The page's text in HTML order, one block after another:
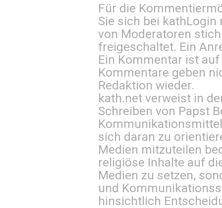
Für die
Sie sich bei kathLogin
von Moderatoren
freigeschaltet. Ein
Ein Kommentar ist
Kommentare geben
Redaktion wieder.
kath.net verweist in
Schreiben von Papst
sich daran zu
Medien mitzuteilen
religiöse Inhalte auf
Medien zu setzen,
und
hinsichtlich